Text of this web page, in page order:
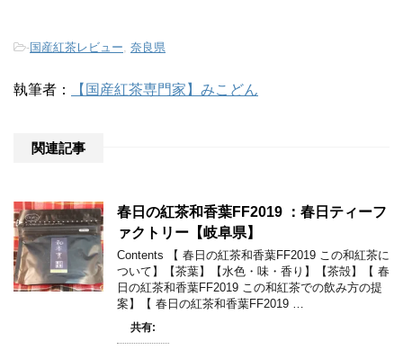
-国産紅茶レビュー, 奈良県
執筆者： 【国産紅茶専門家】みこどん
関連記事
春日の紅茶和香葉FF2019 ：春日ティーフ
ァクトリー【岐阜県】
Contents 【 春日の紅茶和香葉FF2019 この和紅茶に
ついて】【茶葉】【水色・味・香り】【茶殻】【 春
日の紅茶和香葉FF2019 この和紅茶での飲み方の提
案】【 春日の紅茶和香葉FF2019 …
共有: